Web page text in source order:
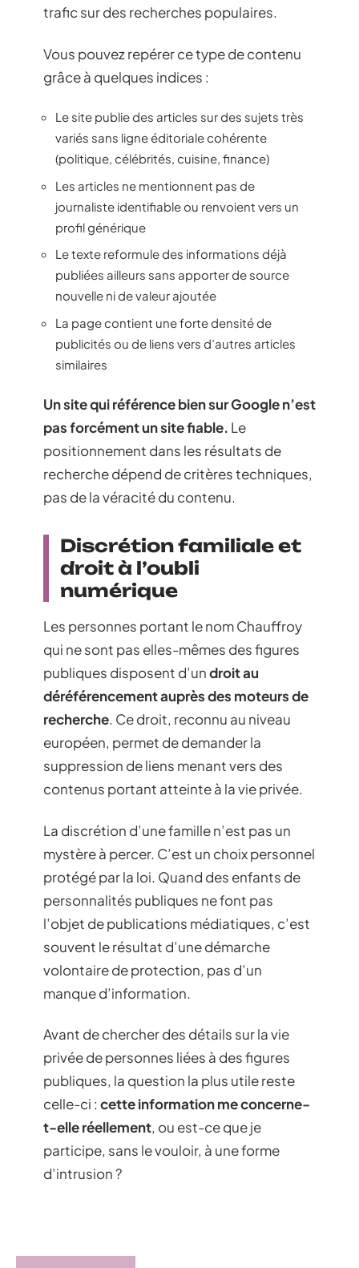
trafic sur des recherches populaires.
Vous pouvez repérer ce type de contenu
grâce à quelques indices :
Le site publie des articles sur des sujets très
variés sans ligne éditoriale cohérente
(politique, célébrités, cuisine, finance)
Les articles ne mentionnent pas de
journaliste identifiable ou renvoient vers un
profil générique
Le texte reformule des informations déjà
publiées ailleurs sans apporter de source
nouvelle ni de valeur ajoutée
La page contient une forte densité de
publicités ou de liens vers d’autres articles
similaires
Un site qui référence bien sur Google n’est
pas forcément un site fiable. Le
positionnement dans les résultats de
recherche dépend de critères techniques,
pas de la véracité du contenu.
Discrétion familiale et
droit à l’oubli
numérique
Les personnes portant le nom Chauffroy
qui ne sont pas elles-mêmes des figures
publiques disposent d’undroit au
déréférencement auprès des moteurs de
recherche. Ce droit, reconnu au niveau
européen, permet de demander la
suppression de liens menant vers des
contenus portant atteinte à la vie privée.
La discrétion d’une famille n’est pas un
mystère à percer. C’est un choix personnel
protégé par la loi. Quand des enfants de
personnalités publiques ne font pas
l’objet de publications médiatiques, c’est
souvent le résultat d’une démarche
volontaire de protection, pas d’un
manque d’information.
Avant de chercher des détails sur la vie
privée de personnes liées à des figures
publiques, la question la plus utile reste
celle-ci : cette information me concerne-
t-elle réellement, ou est-ce que je
participe, sans le vouloir, à une forme
d’intrusion ?